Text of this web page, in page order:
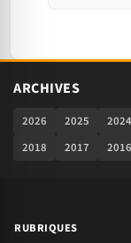
ARCHIVES
2026 2025 2024
2018
2017 2016
RUBRIQUES